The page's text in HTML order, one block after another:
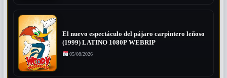
El nuevo espectáculo del pájaro carpintero leñoso
(1999) LATINO 1080P WEBRIP
05/08/2026